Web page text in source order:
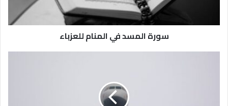
سورة المسد في المنام للعزباء